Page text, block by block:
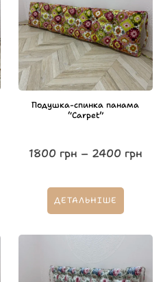
Подушка-спинка панама
“Carpet”
1800 грн – 2400 грн
ДЕТАЛЬНІШЕ